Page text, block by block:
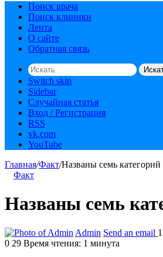
Поиск врача
Поиск клиники
Лента
О сайте
Обратная связь
Switch skin
Sidebar
Случайная статья
Вход / Регистрация
RSS
vk.com
YouTube
Главная/Факт/Названы семь
Факт
Названы семь
Admin Send an email
0 29 Время чтения: 1 минута